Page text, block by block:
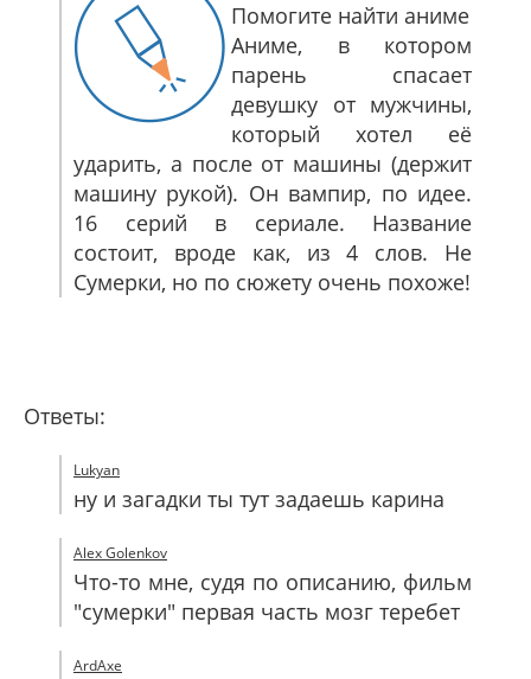
Помогите найти аниме
Аниме, в котором
парень спасает
девушку от мужчины,
который хотел её
ударить, а после от машины (держит
машину рукой). Он вампир, по идее.
16 серий в сериале. Название
состоит, вроде как, из 4 слов. Не
Сумерки, но по сюжету очень похоже!
Ответы:
Lukyan
ну и загадки ты тут задаешь карина
Alex Golenkov
Что-то мне, судя по описанию, фильм
"сумерки" первая часть мозг теребет
ArdAxe